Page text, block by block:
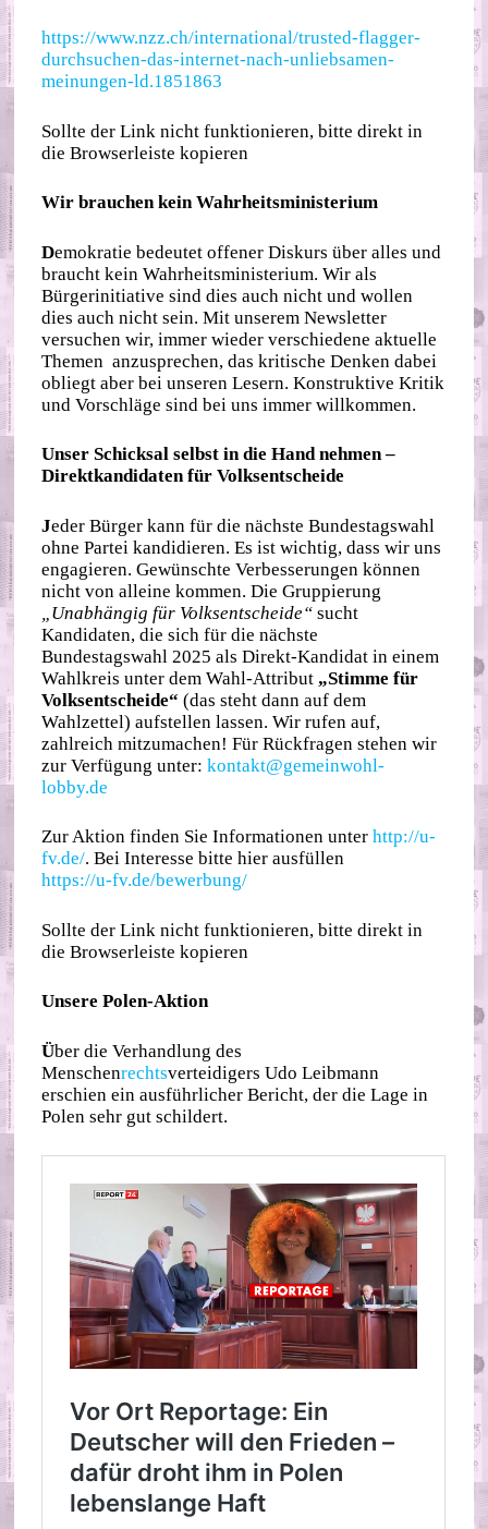
https://www.nzz.ch/international/trusted-flagger-
durchsuchen-das-internet-nach-unliebsamen-
meinungen-ld.1851863
Sollte der Link nicht funktionieren, bitte direkt in
die Browserleiste kopieren
Wir brauchen kein Wahrheitsministerium
Demokratie bedeutet offener Diskurs über alles und
braucht kein Wahrheitsministerium. Wir als
Bürgerinitiative sind dies auch nicht und wollen
dies auch nicht sein. Mit unserem Newsletter
versuchen wir, immer wieder verschiedene aktuelle
Themen anzusprechen, das kritische Denken dabei
obliegt aber bei unseren Lesern. Konstruktive Kritik
und Vorschläge sind bei uns immer willkommen.
Unser Schicksal selbst in die Hand nehmen –
Direktkandidaten für Volksentscheide
Jeder Bürger kann für die nächste Bundestagswahl
ohne Partei kandidieren. Es ist wichtig, dass wir uns
engagieren. Gewünschte Verbesserungen können
nicht von alleine kommen. Die Gruppierung
„Unabhängig für Volksentscheide“ sucht
Kandidaten, die sich für die nächste
Bundestagswahl 2025 als Direkt-Kandidat in einem
Wahlkreis unter dem Wahl-Attribut „Stimme für
Volksentscheide“ (das steht dann auf dem
Wahlzettel) aufstellen lassen. Wir rufen auf,
zahlreich mitzumachen! Für Rückfragen stehen wir
zur Verfügung unter:kontakt@gemeinwohl-
lobby.de
Zur Aktion finden Sie Informationen unterhttp://u-
fv.de/. Bei Interesse bitte hier ausfüllen
https://u-fv.de/bewerbung/
Sollte der Link nicht funktionieren, bitte direkt in
die Browserleiste kopieren
Unsere Polen-Aktion
Über die Verhandlung des
Menschenrechtsverteidigers Udo Leibmann
erschien ein ausführlicher Bericht, der die Lage in
Polen sehr gut schildert.